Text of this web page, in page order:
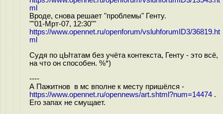
ml
Вроде, снова решает "проблемы" Генту.
""01-Мрт-07, 12:30""
https://www.opennet.ru/openforum/vsluhforumID3/36819.ht
ml
Судя по цЫтатам без учёта контекста, Генту - это всё,
на что он способен. %*)
----
А Пажитнов в мс вполне к месту пришёлся -
https://www.opennet.ru/opennews/art.shtml?num=14474 .
Его запах не смущает.